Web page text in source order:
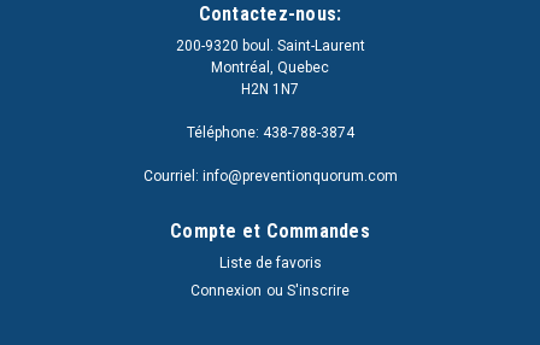
Contactez-nous:
200-9320 boul. Saint-Laurent
Montréal, Quebec
H2N 1N7
Téléphone: 438-788-3874
Courriel: info@preventionquorum.com
Compte et Commandes
Liste de favoris
Connexion ou S'inscrire